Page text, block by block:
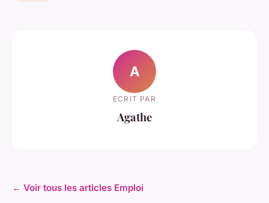
A
ECRIT PAR
Agathe
← Voir tous les articles Emploi